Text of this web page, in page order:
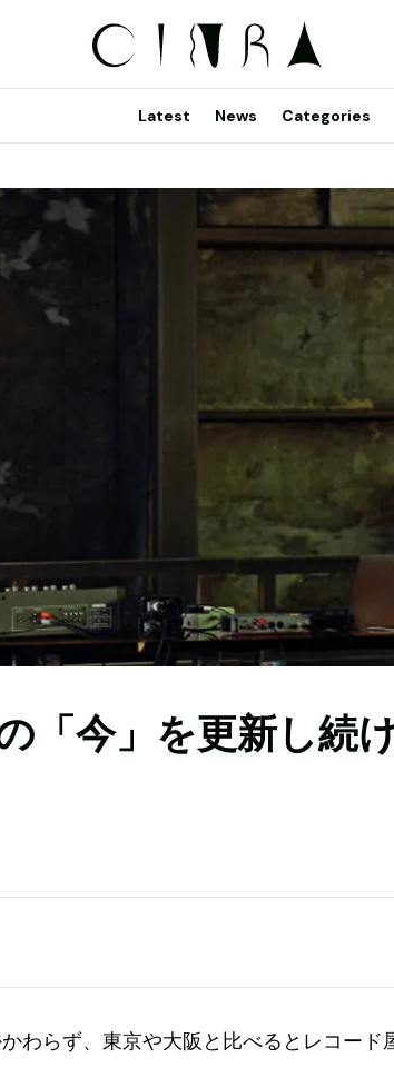
Latest News Categories
「今」を更新し続
わらず、東京や大阪と比べるとレコード